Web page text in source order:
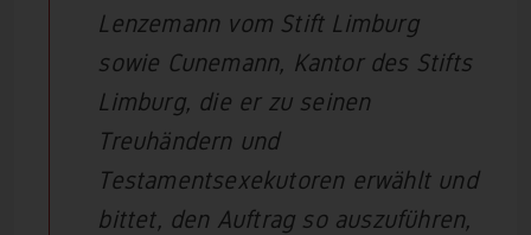
Lenzemann vom Stift Limburg
sowie Cunemann, Kantor des Stifts
Limburg, die er zu seinen
Treuhändern und
Testamentsexekutoren erwählt und
bittet, den Auftrag so auszuführen,